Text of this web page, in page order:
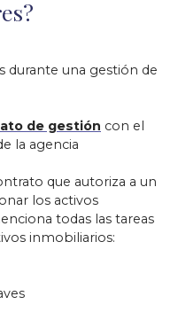
durante una gestión de
de gestión con el
la agencia
que autoriza a un
los activos
todas las tareas
inmobiliarios: